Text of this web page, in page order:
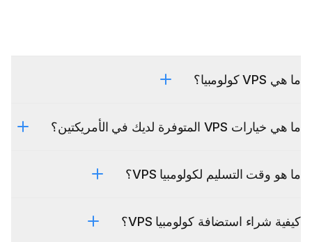
ما هي VPS كولومبيا؟
ما هي خيارات VPS المتوفرة لديك في الأمريكتين؟
ما هو وقت التسليم لكولومبيا VPS؟
كيفية شراء استضافة كولومبيا VPS؟